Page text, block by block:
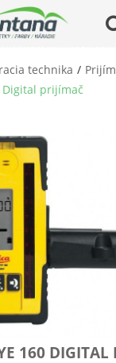
technika
Digital prijímač
160 DIGITAL